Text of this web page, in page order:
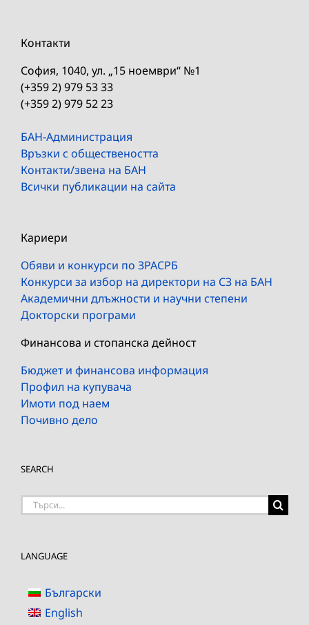
Контакти
София, 1040, ул. „15 ноември“ №1
(+359 2) 979 53 33
(+359 2) 979 52 23
БАН-Администрация
Връзки с обществеността
Контакти/звена на БАН
Всички публикации на сайта
Кариери
Обяви и конкурси по ЗРАСРБ
Конкурси за избор на директори на СЗ на БАН
Академични длъжности и научни степени
Докторски програми
Финансова и стопанска дейност
Бюджет и финансова информация
Профил на купувача
Имоти под наем
Почивно дело
SEARCH
Търсене
LANGUAGE
Български
English